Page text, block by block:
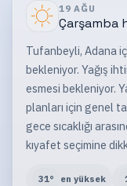
19 AĞU
Çarşamba
Tufanbeyli, Adana
bekleniyor. Yağış
esmesi bekleniyor.
planları için genel
gece sıcaklığı
kıyafet seçimine
31° en yüksek